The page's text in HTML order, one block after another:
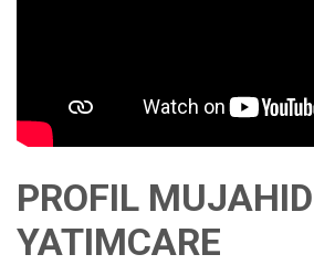
PROFIL MUJAHID
YATIMCARE